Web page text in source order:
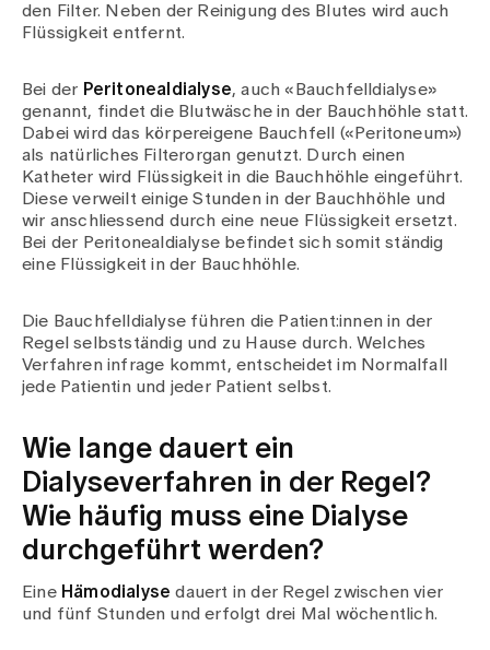
den Filter. Neben der Reinigung des Blutes wird auch
Flüssigkeit entfernt.
Bei der Peritonealdialyse, auch «Bauchfelldialyse»
genannt, findet die Blutwäsche in der Bauchhöhle statt.
Dabei wird das körpereigene Bauchfell («Peritoneum»)
als natürliches Filterorgan genutzt. Durch einen
Katheter wird Flüssigkeit in die Bauchhöhle eingeführt.
Diese verweilt einige Stunden in der Bauchhöhle und
wir anschliessend durch eine neue Flüssigkeit ersetzt.
Bei der Peritonealdialyse befindet sich somit ständig
eine Flüssigkeit in der Bauchhöhle.
Die Bauchfelldialyse führen die Patient:innen in der
Regel selbstständig und zu Hause durch. Welches
Verfahren infrage kommt, entscheidet im Normalfall
jede Patientin und jeder Patient selbst.
Wie lange dauert ein
Dialyseverfahren in der Regel?
Wie häufig muss eine Dialyse
durchgeführt werden?
Eine Hämodialyse dauert in der Regel zwischen vier
und fünf Stunden und erfolgt drei Mal wöchentlich.